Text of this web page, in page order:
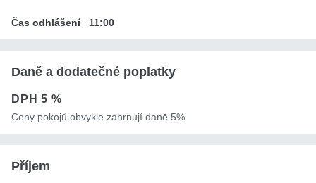
Čas odhlášení 11:00
Daně a dodatečné poplatky
DPH5 %
Ceny pokojů obvykle zahrnují daně.5%
Příjem